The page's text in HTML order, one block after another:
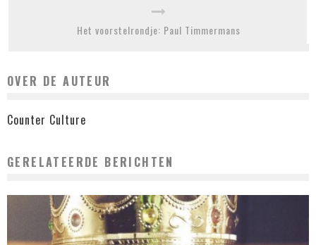
Het voorstelrondje: Paul Timmermans
OVER DE AUTEUR
Counter Culture
GERELATEERDE BERICHTEN